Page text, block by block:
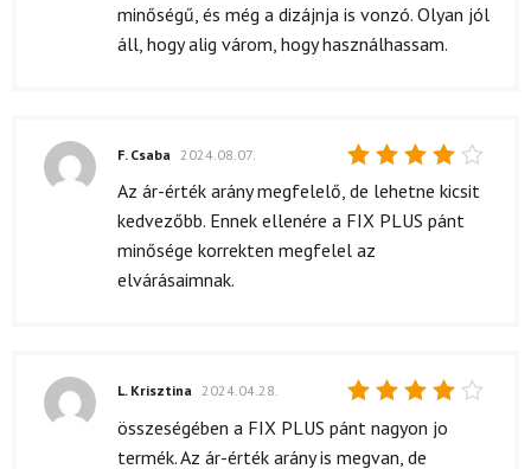
minőségű, és még a dizájnja is vonzó. Olyan jól
áll, hogy alig várom, hogy használhassam.
Értékelés:
F. Csaba 2024.08.07.
Az ár-érték arány megfelelő, de lehetne kicsit
kedvezőbb. Ennek ellenére a FIX PLUS pánt
minősége korrekten megfelel az
elvárásaimnak.
Értékelés:
/ 5
L. Krisztina 2024.04.28.
összeségében a FIX PLUS pánt nagyon jo
termék. Az ár-érték arány is megvan, de